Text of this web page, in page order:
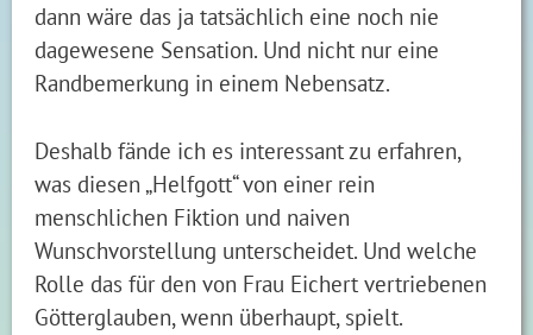
dann wäre das ja tatsächlich eine noch nie
dagewesene Sensation. Und nicht nur eine
Randbemerkung in einem Nebensatz.
Deshalb fände ich es interessant zu erfahren,
was diesen „Helfgott“ von einer rein
menschlichen Fiktion und naiven
Wunschvorstellung unterscheidet. Und welche
Rolle das für den von Frau Eichert vertriebenen
Götterglauben, wenn überhaupt, spielt.